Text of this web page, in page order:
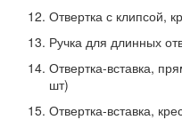
Отвертка с клипсой,
Ручка для длинных
Отвертка-вставка,
шт)
Отвертка-вставка,